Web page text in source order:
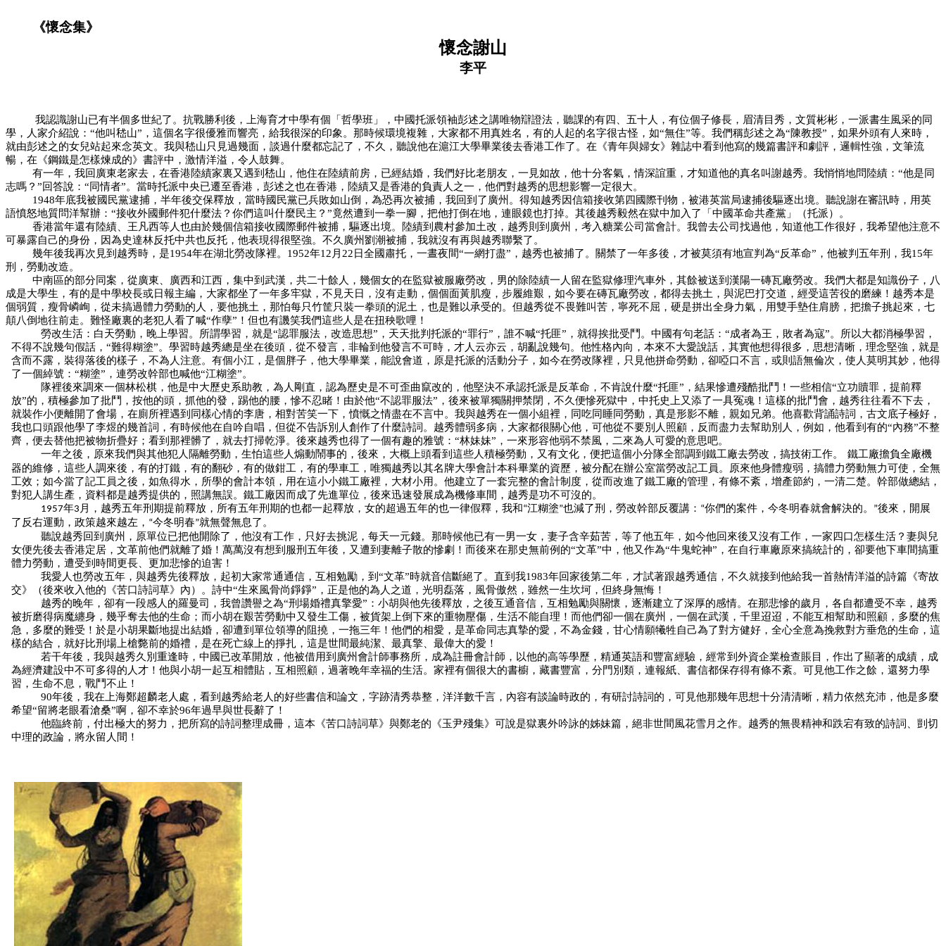
《懷念集》
懷念謝山
李平
我認識謝山已有半個多世紀了。抗戰勝利後，上海育才中學有個「哲學班」，中國托派領袖彭述之講唯物辯證法，聽課的有四、五十人，有位個子修長，眉清目秀，文質彬彬，一派書生風采的同
學，人家介紹說：“他叫嵇山”，這個名字很優雅而響亮，給我很深的印象。那時候環境複雜，大家都不用真姓名，有的人起的名字很古怪，如“無住”等。我們稱彭述之為“陳教授”，如果外頭有人來時，
就由彭述之的女兒站起來念英文。我與嵇山只見過幾面，談過什麼都忘記了，不久，聽說他在滬江大學畢業後去香港工作了。在《青年與婦女》雜誌中看到他寫的幾篇書評和劇評，邏輯性強，文筆流
暢，在《鋼鐵是怎樣煉成的》書評中，激情洋溢，令人鼓舞。
有一年，我回廣東老家去，在香港陸績家裏又遇到嵇山，他住在陸績前房，已經結婚，我們好比老朋友，一見如故，他十分客氣，情深誼重，才知道他的真名叫謝越秀。我悄悄地問陸績：“他是同
志嗎？”回答說：“同情者”。當時托派中央已遷至香港，彭述之也在香港，陸績又是香港的負責人之一，他們對越秀的思想影響一定很大。
1948年底我被國民黨逮捕，半年後交保釋放，當時國民黨已兵敗如山倒，為恐再次被捕，我回到了廣州。得知越秀因信箱接收第四國際刊物，被港英當局逮捕後驅逐出境。聽說謝在審訊時，用英
語憤怒地質問洋幫辦： “接收外國郵件犯什麼法？你們這叫什麼民主？ ”竟然遭到一拳一腳，把他打倒在地，連眼鏡也打掉。其後越秀毅然在獄中加入了「中國革命共產黨」（托派）。
香港當年還有陸績、王凡西等人也由於幾個信箱接收國際郵件被捕，驅逐出境。陸績到農村參加土改，越秀則到廣州，考入糖業公司當會計。我曾去公司找過他，知道他工作很好，我希望他注意不
可暴露自己的身份，因為史達林反托中共也反托，他表現得很堅強。不久廣州劉潮被捕，我就沒有再與越秀聯繫了。
幾年後我再次見到越秀時，是1954年在湖北勞改隊裡。 1952年12 月 22 日全國肅托，一晝夜間“一網打盡” ，越秀也被捕了。關禁了一年多後，才被莫須有地宣判為“反革命” ，他被判五年刑，我15年
刑，勞動改造。
中南區的部分同案，從廣東、廣西和江西，集中到武漢，共二十餘人，幾個女的在監獄被服廠勞改，男的除陸績一人留在監獄修理汽車外，其餘被送到漢陽一磚瓦廠勞改。我們大都是知識份子，八
成是大學生，有的是中學校長或日報主編，大家都坐了一年多牢獄，不見天日，沒有走動，個個面黃肌瘦，步履維艱，如今要在磚瓦廠勞改，都得去挑土，與泥巴打交道，經受這苦役的磨練！越秀本是
個弱質，瘦骨嶙峋，從未搞過體力勞動的人，要他挑土，那怕每只竹筐只裝一拳頭的泥土，也是難以承受的。但越秀從不畏難叫苦，寧死不屈，硬是拼出全身力氣，用雙手墊住肩膀，把擔子挑起來，七
顛八倒地往前走。難怪廠裏的老犯人看了喊“作孽”！但也有譏笑我們這些人是在扭秧歌哩！
勞改生活：白天勞動，晚上學習。所謂學習，就是“認罪服法，改造思想”，天天批判托派的“罪行”，誰不喊“托匪”，就得挨批受鬥。中國有句老話：“成者為王，敗者為寇”。所以大都消極學習，
不得不說幾句假話，“難得糊塗”。學習時越秀總是坐在後頭，從不發言，非輪到他發言不可時，才人云亦云，胡亂說幾句。他性格內向，本來不大愛說話，其實他想得很多，思想清晰，理念堅強，就是
含而不露，裝得落後的樣子，不為人注意。有個小江，是個胖子，他大學畢業，能說會道，原是托派的活動分子，如今在勞改隊裡，只見他拼命勞動，卻啞口不言，或則語無倫次，使人莫明其妙，他得
了一個綽號：“糊塗”，連勞改幹部也喊他“江糊塗”。
隊裡後來調來一個林松棋，他是中大歷史系助教，為人剛直，認為歷史是不可歪曲竄改的，他堅決不承認托派是反革命，不肯說什麼“托匪”，結果慘遭殘酷批鬥！一些相信“立功贖罪，提前釋
放”的，積極參加了批鬥，按他的頭，抓他的發，踢他的腰，慘不忍睹！由於他“不認罪服法”，後來被單獨關押禁閉，不久便慘死獄中，中托史上又添了一具冤魂！這樣的批鬥會，越秀往往看不下去，
就裝作小便離開了會場，在廁所裡遇到同樣心情的李唐，相對苦笑一下，憤慨之情盡在不言中。我與越秀在一個小組裡，同吃同睡同勞動，真是形影不離，親如兄弟。他喜歡背誦詩詞，古文底子極好，
我也口頭跟他學了李煜的幾首詞，有時候他在自吟自唱，但從不告訴別人創作了什麼詩詞。越秀體弱多病，大家都很關心他，可他從不要別人照顧，反而盡力去幫助別人，例如，他看到有的“內務”不整
齊，便去替他把被物折疊好；看到那裡髒了，就去打掃乾淨。後來越秀也得了一個有趣的雅號：“林妹妹”，一來形容他弱不禁風，二來為人可愛的意思吧。
一年之後，原來我們與其他犯人隔離勞動，生怕這些人煽動鬧事的，後來，大概上頭看到這些人積極勞動，又有文化，便把這個小分隊全部調到鐵工廠去勞改，搞技術工作。
鐵工廠擔負全廠機
器的維修，這些人調來後，有的打鐵，有的翻砂，有的做鉗工，有的學車工，唯獨越秀以其名牌大學會計本科畢業的資歷，被分配在辦公室當勞改記工員。原來他身體瘦弱，搞體力勞動無力可使，全無
工效；如今當了記工員之後，如魚得水，所學的會計本領，用在這小小鐵工廠裡，大材小用。他建立了一套完整的會計制度，從而改進了鐵工廠的管理，有條不紊，增產節約，一清二楚。幹部做總結，
對犯人講生產，資料都是越秀提供的，照講無誤。鐵工廠因而成了先進單位，後來迅速發展成為機修車間，越秀是功不可沒的。
1957年3 月，越秀五年刑期提前釋放，所有五年刑期的也都一起釋放，女的超過五年的也一律假釋，我和“江糊塗”也減了刑，勞改幹部反覆講： “你們的案件，今冬明春就會解決的。 ”後來，開展
了反右運動，政策越來越左， “今冬明春”就無聲無息了。
聽說越秀回到廣州，原單位已把他開除了，他沒有工作，只好去挑泥，每天一元錢。那時候他已有一男一女，妻子含辛茹苦，等了他五年，如今他回來後又沒有工作，一家四口怎樣生活？妻與兒
女便先後去香港定居，文革前他們就離了婚！萬萬沒有想到服刑五年後，又遭到妻離子散的慘劇！而後來在那史無前例的“文革”中，他又作為“牛鬼蛇神”，在自行車廠原來搞統計的，卻要他下車間搞重
體力勞動，遭受到時間更長、更加悲慘的迫害！
我愛人也勞改五年，與越秀先後釋放，起初大家常通通信，互相勉勵，到“文革”時就音信斷絕了。直到我1983年回家後第二年，才試著跟越秀通信，不久就接到他給我一首熱情洋溢的詩篇《寄故
交》（後來收入他的《苦口詩詞草》內）。詩中“生來風骨尚錚錚” ，正是他的為人之道，光明磊落，風骨傲然，雖然一生坎坷，但終身無悔！
越秀的晚年，卻有一段感人的羅曼司，我曾讚譽之為“刑場婚禮真擎愛”：小胡與他先後釋放，之後互通音信，互相勉勵與關懷，逐漸建立了深厚的感情。在那悲慘的歲月，各自都遭受不幸，越秀
被折磨得病魔纏身，幾乎奪去他的生命；而小胡在艱苦勞動中又發生工傷，被貨架上倒下來的重物壓傷，生活不能自理！而他們卻一個在廣州，一個在武漢，千里迢迢，不能互相幫助和照顧，多麼的焦
急，多麼的難受！於是小胡果斷地提出結婚，卻遭到單位領導的阻撓，一拖三年！他們的相愛，是革命同志真摯的愛，不為金錢，甘心情願犧牲自己為了對方健好，全心全意為挽救對方垂危的生命，這
樣的結合，就好比刑場上槍斃前的婚禮，是在死亡線上的掙扎，這是世間最純潔、最真擎、最偉大的愛！
若干年後，我與越秀久別重逢時，中國已改革開放，他被借用到廣州會計師事務所，成為註冊會計師，以他的高等學歷，精通英語和豐富經驗，經常到外資企業檢查賬目，作出了顯著的成績，成
為經濟建設中不可多得的人才！他與小胡一起互相體貼，互相照顧，過著晚年幸福的生活。家裡有個很大的書櫥，藏書豐富，分門別類，連報紙、書信都保存得有條不紊。可見他工作之餘，還努力學
習，生命不息，戰鬥不止！
90年後，我在上海鄭超麟老人處，看到越秀給老人的好些書信和論文，字跡清秀恭整，洋洋數千言，內容有談論時政的，有研討詩詞的，可見他那幾年思想十分清清晰，精力依然充沛，他是多麼
希望“留將老眼看滄桑”啊，卻不幸於96年過早與世長辭了！
他臨終前，付出極大的努力，把所寫的詩詞整理成冊，這本《苦口詩詞草》與鄭老的《玉尹殘集》可說是獄裏外吟詠的姊妹篇，絕非世間風花雪月之作。越秀的無畏精神和跌宕有致的詩詞、剴切
中理的政論，將永留人間！